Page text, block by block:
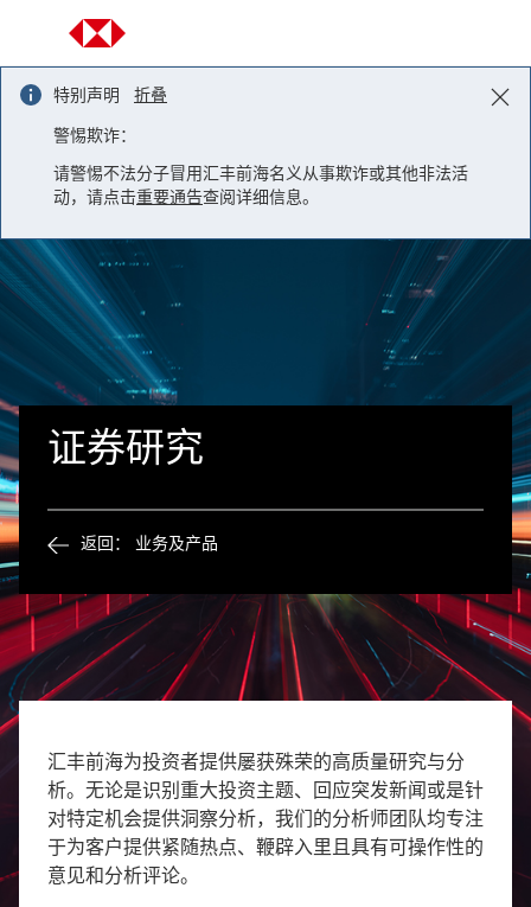
特别声明 折叠
警惕欺诈：
请警惕不法分子冒用汇丰前海名义从事欺诈或其他非法活
动，请点击重要通告查阅详细信息。
证券研究
返回： 业务及产品
汇丰前海为投资者提供屡获殊荣的高质量研究与分
析。无论是识别重大投资主题、回应突发新闻或是针
对特定机会提供洞察分析，我们的分析师团队均专注
于为客户提供紧随热点、鞭辟入里且具有可操作性的
意见和分析评论。